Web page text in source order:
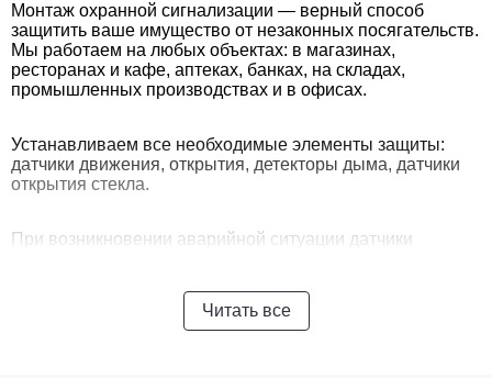
Монтаж охранной сигнализации — верный способ
защитить ваше имущество от незаконных посягательств.
Мы работаем на любых объектах: в магазинах,
ресторанах и кафе, аптеках, банках, на складах,
промышленных производствах и в офисах.
Устанавливаем все необходимые элементы защиты:
датчики движения, открытия, детекторы дыма, датчики
открытия стекла.
При возникновении аварийной ситуации датчики
реагирования Росгвардии.
Читать все